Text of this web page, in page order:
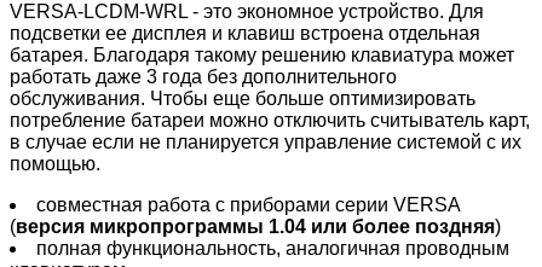
VERSA-LCDM-WRL - это экономное устройство. Для
подсветки ее дисплея и клавиш встроена отдельная
батарея. Благодаря такому решению клавиатура может
работать даже 3 года без дополнительного
обслуживания. Чтобы еще больше оптимизировать
потребление батареи можно отключить считыватель карт,
в случае если не планируется управление системой с их
помощью.
совместная работа с приборами серии VERSA
(версия микропрограммы 1.04 или более поздняя)
полная функциональность, аналогичная проводным